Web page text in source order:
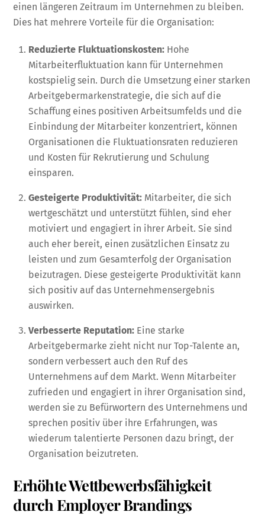
einen längeren Zeitraum im Unternehmen zu bleiben.
Dies hat mehrere Vorteile für die Organisation:
Reduzierte Fluktuationskosten: Hohe
Mitarbeiterfluktuation kann für Unternehmen
kostspielig sein. Durch die Umsetzung einer starken
Arbeitgebermarkenstrategie, die sich auf die
Schaffung eines positiven Arbeitsumfelds und die
Einbindung der Mitarbeiter konzentriert, können
Organisationen die Fluktuationsraten reduzieren
und Kosten für Rekrutierung und Schulung
einsparen.
Gesteigerte Produktivität: Mitarbeiter, die sich
wertgeschätzt und unterstützt fühlen, sind eher
motiviert und engagiert in ihrer Arbeit. Sie sind
auch eher bereit, einen zusätzlichen Einsatz zu
leisten und zum Gesamterfolg der Organisation
beizutragen. Diese gesteigerte Produktivität kann
sich positiv auf das Unternehmensergebnis
auswirken.
Verbesserte Reputation: Eine starke
Arbeitgebermarke zieht nicht nur Top-Talente an,
sondern verbessert auch den Ruf des
Unternehmens auf dem Markt. Wenn Mitarbeiter
zufrieden und engagiert in ihrer Organisation sind,
werden sie zu Befürwortern des Unternehmens und
sprechen positiv über ihre Erfahrungen, was
wiederum talentierte Personen dazu bringt, der
Organisation beizutreten.
Erhöhte Wettbewerbsfähigkeit
durch Employer Brandings